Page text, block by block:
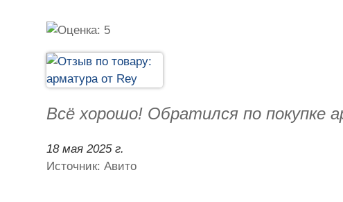
Всё хорошо! Обратился по покупке
18 мая 2025 г.
Источник: Авито